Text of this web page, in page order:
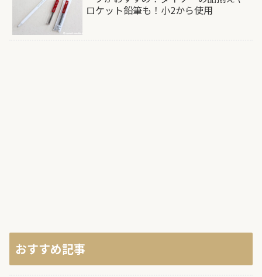
ロケット鉛筆も！小2から使用
おすすめ記事